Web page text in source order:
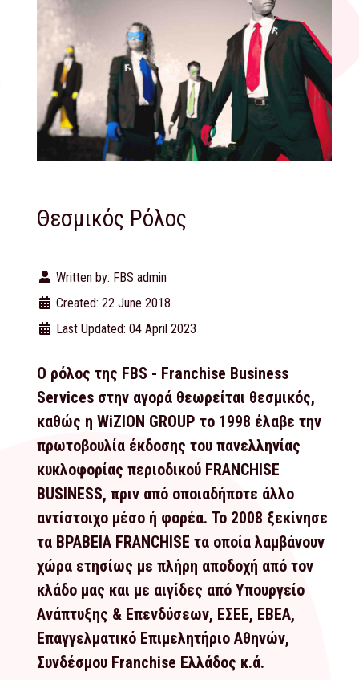
Θεσμικός Ρόλος
Written by: FBS admin
Created: 22 June 2018
Last Updated: 04 April 2023
Ο ρόλος της FBS - Franchise Business
Services στην αγορά θεωρείται θεσμικός,
καθώς η WiZION GROUP το 1998 έλαβε την
πρωτοβουλία έκδοσης του πανελληνίας
κυκλοφορίας περιοδικού FRANCHISE
BUSINESS, πριν από οποιαδήποτε άλλο
αντίστοιχο μέσο ή φορέα. Το 2008 ξεκίνησε
τα ΒΡΑΒΕΙΑ FRANCHISE τα οποία λαμβάνουν
χώρα ετησίως με πλήρη αποδοχή από τον
κλάδο μας και με αιγίδες από Υπουργείο
Ανάπτυξης & Επενδύσεων, ΕΣΕΕ, ΕΒΕΑ,
Επαγγελματικό Επιμελητήριο Αθηνών,
Συνδέσμου Franchise Ελλάδος κ.ά.